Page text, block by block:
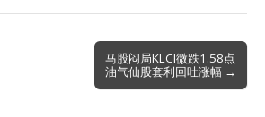
马股闷局KLCI微跌1.58点
油气仙股套利回吐涨幅 →